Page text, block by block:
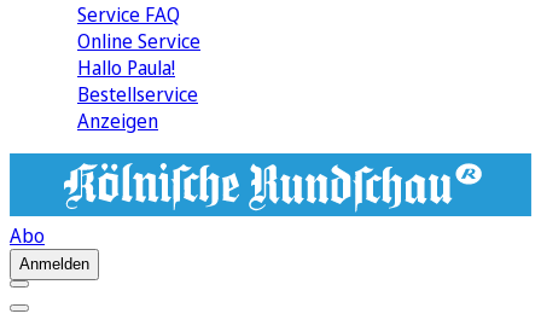
Service FAQ
Online Service
Hallo Paula!
Bestellservice
Anzeigen
Abo
Anmelden